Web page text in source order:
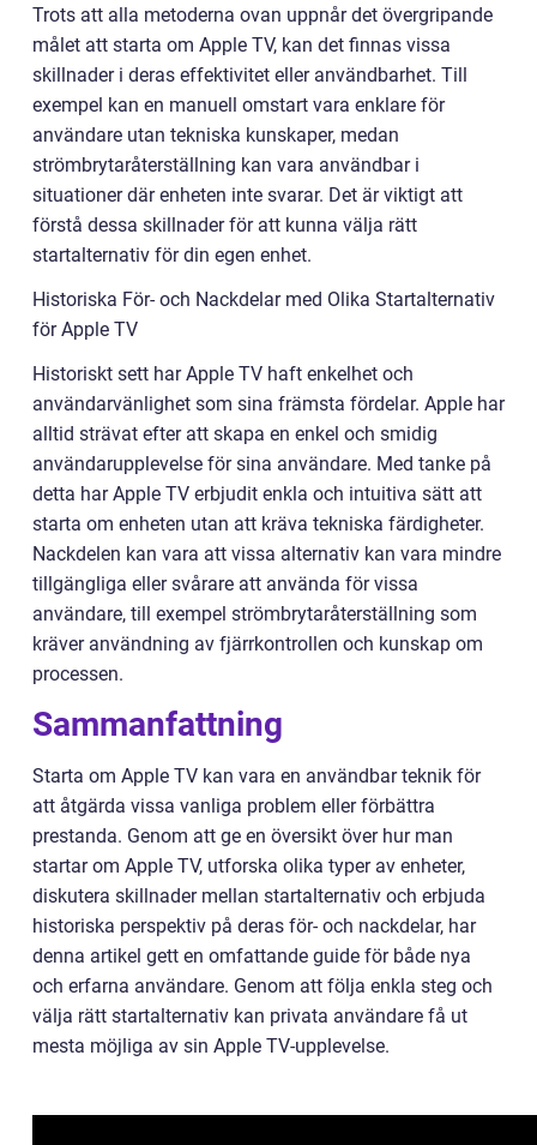
Trots att alla metoderna ovan uppnår det övergripande
målet att starta om Apple TV, kan det finnas vissa
skillnader i deras effektivitet eller användbarhet. Till
exempel kan en manuell omstart vara enklare för
användare utan tekniska kunskaper, medan
strömbrytaråterställning kan vara användbar i
situationer där enheten inte svarar. Det är viktigt att
förstå dessa skillnader för att kunna välja rätt
startalternativ för din egen enhet.
Historiska För- och Nackdelar med Olika Startalternativ
för Apple TV
Historiskt sett har Apple TV haft enkelhet och
användarvänlighet som sina främsta fördelar. Apple har
alltid strävat efter att skapa en enkel och smidig
användarupplevelse för sina användare. Med tanke på
detta har Apple TV erbjudit enkla och intuitiva sätt att
starta om enheten utan att kräva tekniska färdigheter.
Nackdelen kan vara att vissa alternativ kan vara mindre
tillgängliga eller svårare att använda för vissa
användare, till exempel strömbrytaråterställning som
kräver användning av fjärrkontrollen och kunskap om
processen.
Sammanfattning
Starta om Apple TV kan vara en användbar teknik för
att åtgärda vissa vanliga problem eller förbättra
prestanda. Genom att ge en översikt över hur man
startar om Apple TV, utforska olika typer av enheter,
diskutera skillnader mellan startalternativ och erbjuda
historiska perspektiv på deras för- och nackdelar, har
denna artikel gett en omfattande guide för både nya
och erfarna användare. Genom att följa enkla steg och
välja rätt startalternativ kan privata användare få ut
mesta möjliga av sin Apple TV-upplevelse.